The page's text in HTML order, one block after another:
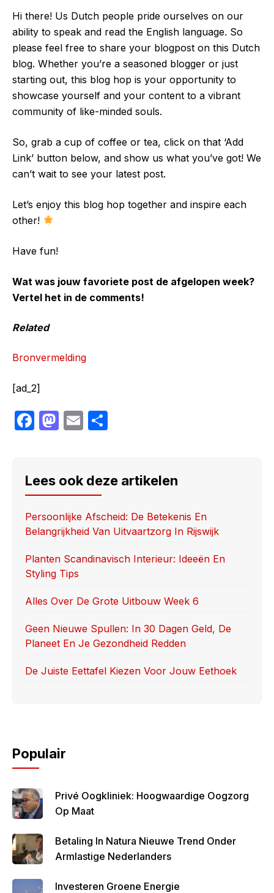
Hi there! Us Dutch people pride ourselves on our
ability to speak and read the English language. So
please feel free to share your blogpost on this Dutch
blog. Whether you’re a seasoned blogger or just
starting out, this blog hop is your opportunity to
showcase yourself and your content to a vibrant
community of like-minded souls.
So, grab a cup of coffee or tea, click on that ‘Add
Link’ button below, and show us what you’ve got! We
can’t wait to see your latest post.
Let’s enjoy this blog hop together and inspire each
other!
Have fun!
Wat was jouw favoriete post de afgelopen week?
Vertel het in de comments!
Related
Bronvermelding
[ad_2]
F
e
b
o
o
k
M
o
d
o
n
E
e
Lees ook deze artikelen
Persoonlijke Afscheid: De Betekenis En
Belangrijkheid Van Uitvaartzorg In Rijswijk
Planten Scandinavisch Interieur: Ideeën En
Styling Tips
Alles Over De Grote Uitbouw Week 6
Geen Nieuwe Spullen: In 30 Dagen Geld, De
Planeet En Je Gezondheid Redden
De Juiste Eettafel Kiezen Voor Jouw Eethoek
Populair
Privé Oogkliniek: Hoogwaardige Oogzorg
Op Maat
Betaling In Natura Nieuwe Trend Onder
Armlastige Nederlanders
Investeren Groene Energie